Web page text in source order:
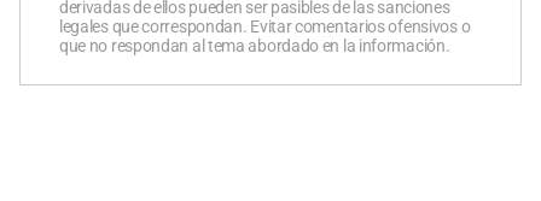
derivadas de ellos pueden ser pasibles de las sanciones
legales que correspondan. Evitar comentarios ofensivos o
que no respondan al tema abordado en la información.